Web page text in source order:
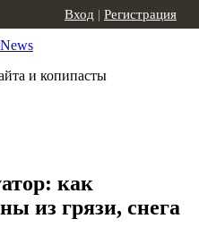
и копипасты
Вход | Регистрация
как
из грязи, снега